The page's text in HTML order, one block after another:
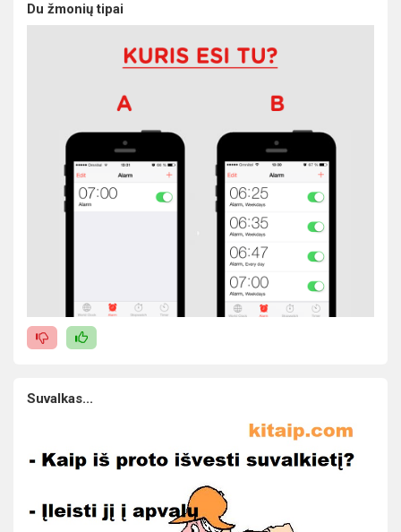
Du žmonių tipai
Suvalkas...